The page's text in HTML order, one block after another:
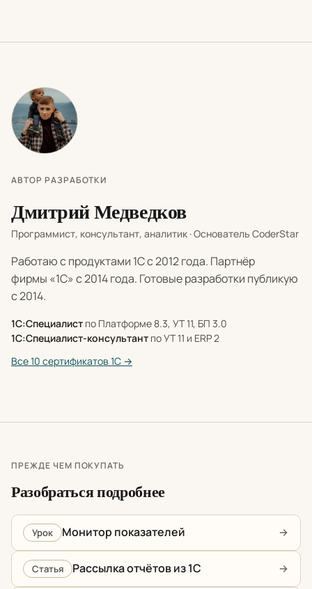
АВТОР РАЗРАБОТКИ
Дмитрий Медведков
Программист, консультант, аналитик · Основатель CoderStar
Работаю с продуктами 1С с 2012 года. Партнёр
фирмы «1С» с 2014 года. Готовые разработки публикую
с 2014.
1С:Специалист по Платформе 8.3, УТ 11, БП 3.0
1С:Специалист-консультант по УТ 11 и ERP 2
Все 10 сертификатов 1С →
ПРЕЖДЕ ЧЕМ ПОКУПАТЬ
Разобраться подробнее
Урок Монитор показателей
Статья Рассылка отчётов из 1С